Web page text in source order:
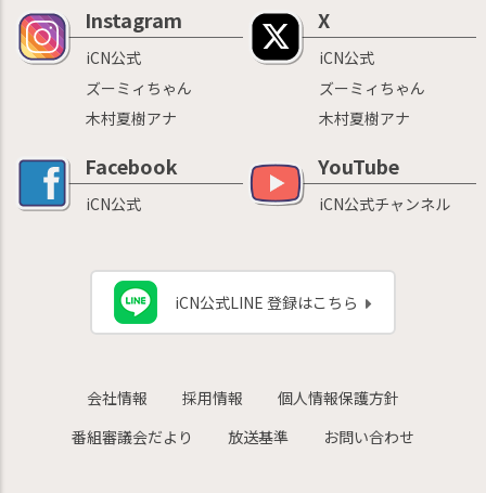
Instagram
iCN公式
ズーミィちゃん
木村夏樹アナ
X
iCN公式
ズーミィちゃん
木村夏樹アナ
Facebook
iCN公式
YouTube
iCN公式チャンネル
iCN公式LINE 登録はこちら
会社情報 採用情報
個人情報保護方針
番組審議会だより
放送基準 お問い合わせ